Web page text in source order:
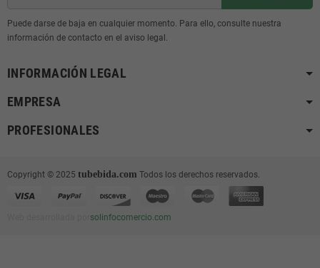
Puede darse de baja en cualquier momento. Para ello, consulte nuestra
información de contacto en el aviso legal.
INFORMACIÓN LEGAL
EMPRESA
PROFESIONALES
Copyright © 2025 tubebida.com Todos los derechos reservados.
solinfocomercio.com